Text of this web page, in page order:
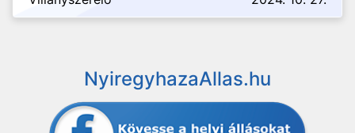
NyiregyhazaAllas.hu